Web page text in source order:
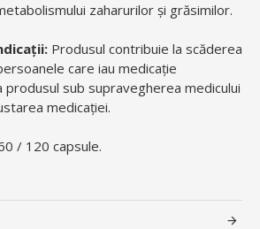
zaharurilor și grăsimilor.
Produsul contribuie la scăderea
care iau medicație
produsul sub supravegherea medicului
medicației.
/ 120 capsule.